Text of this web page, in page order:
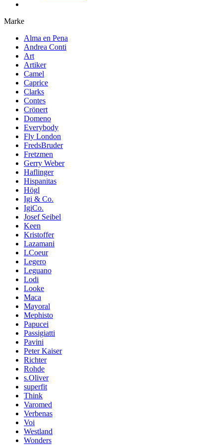
Marke
Alma en Pena
Andrea Conti
Art
Artiker
Camel
Caprice
Clarks
Contes
Crönert
Domeno
Everybody
Fly London
FredsBruder
Fretzmen
Gerry Weber
Haflinger
Hispanitas
Högl
Igi & Co.
IgiCo.
Josef Seibel
Keen
Kristoffer
Lazamani
LCoeur
Legero
Leguano
Lodi
Looke
Maca
Mayoral
Mephisto
Papucei
Passigiatti
Pavini
Peter Kaiser
Richter
Rohde
s.Oliver
superfit
Think
Varomed
Verbenas
Voi
Westland
Wonders